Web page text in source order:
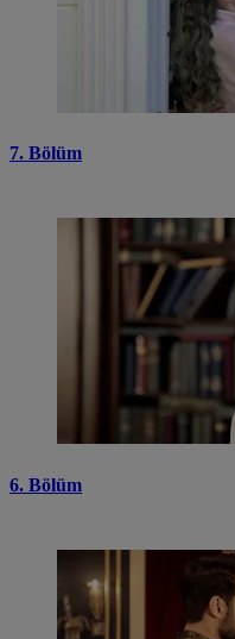
7. Bölüm
6. Bölüm